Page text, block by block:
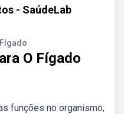
- SaúdeLab
O Fígado
funções no organismo,